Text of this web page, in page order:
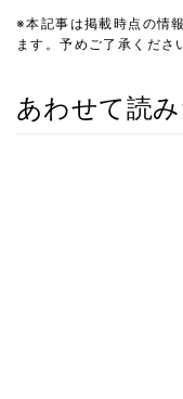
※本記事は掲載時点の情
ます。予めご了承くださ
あわせて読